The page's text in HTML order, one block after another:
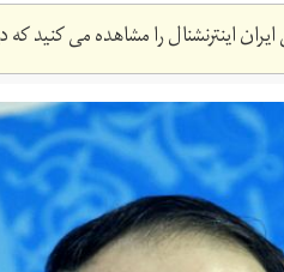
اینترنشنال را مشاهده می کنید